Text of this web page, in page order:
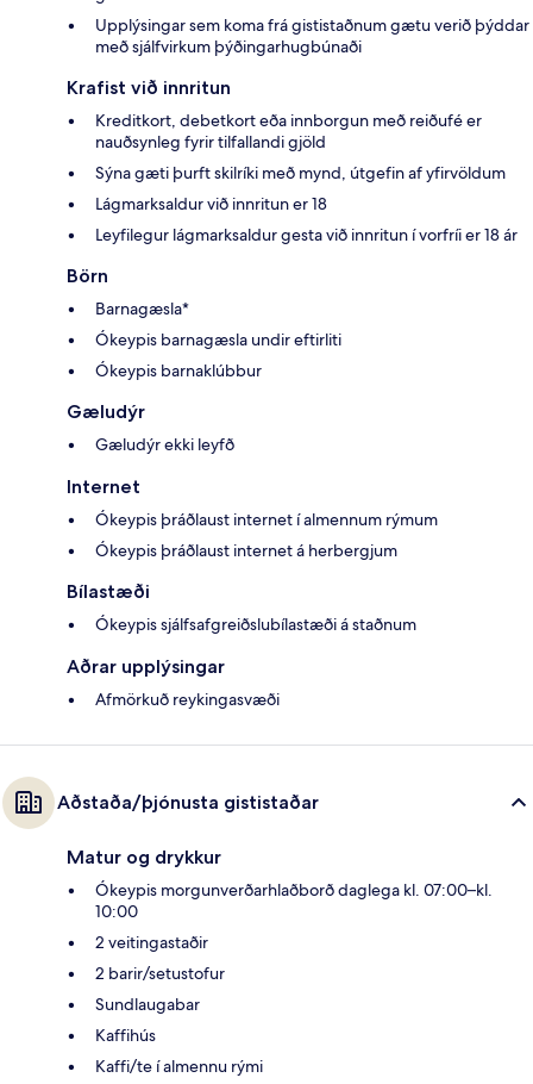
Upplýsingar sem koma frá gististaðnum gætu verið þýddar
með sjálfvirkum þýðingarhugbúnaði
Krafist við innritun
Kreditkort, debetkort eða innborgun með reiðufé er
nauðsynleg fyrir tilfallandi gjöld
Sýna gæti þurft skilríki með mynd, útgefin af yfirvöldum
Lágmarksaldur við innritun er 18
Leyfilegur lágmarksaldur gesta við innritun í vorfríi er 18 ár
Börn
Barnagæsla*
Ókeypis barnagæsla undir eftirliti
Ókeypis barnaklúbbur
Gæludýr
Gæludýr ekki leyfð
Internet
Ókeypis þráðlaust internet í almennum rýmum
Ókeypis þráðlaust internet á herbergjum
Bílastæði
Ókeypis sjálfsafgreiðslubílastæði á staðnum
Aðrar upplýsingar
Afmörkuð reykingasvæði
Aðstaða/þjónusta gististaðar
Matur og drykkur
Ókeypis morgunverðarhlaðborð daglega kl. 07:00–kl.
10:00
2 veitingastaðir
2 barir/setustofur
Sundlaugabar
Kaffihús
Kaffi/te í almennu rými